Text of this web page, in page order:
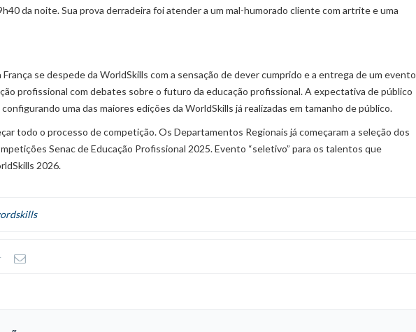
da noite. Sua prova derradeira foi atender a um mal-humorado cliente com artrite e uma
França se despede da WorldSkills com a sensação de dever cumprido e a entrega de um evento
profissional com debates sobre o futuro da educação profissional. A expectativa de público
uma das maiores edições da WorldSkills já realizadas em tamanho de público.
todo o processo de competição. Os Departamentos Regionais já começaram a seleção dos
Senac de Educação Profissional 2025. Evento “seletivo” para os talentos que
2026.